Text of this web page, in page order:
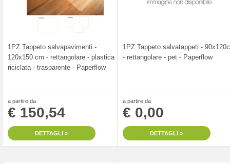
1PZ Tappeto salvapavimenti -
120x150 cm - rettangolare - plastica
riciclata - trasparente - Paperflow
a partire da
€ 150,54
DETTAGLI »
1PZ Tappeto salvatappeti -
- rettangolare - pet - Paperflow
a partire da
€ 0,00
DETTAGLI »